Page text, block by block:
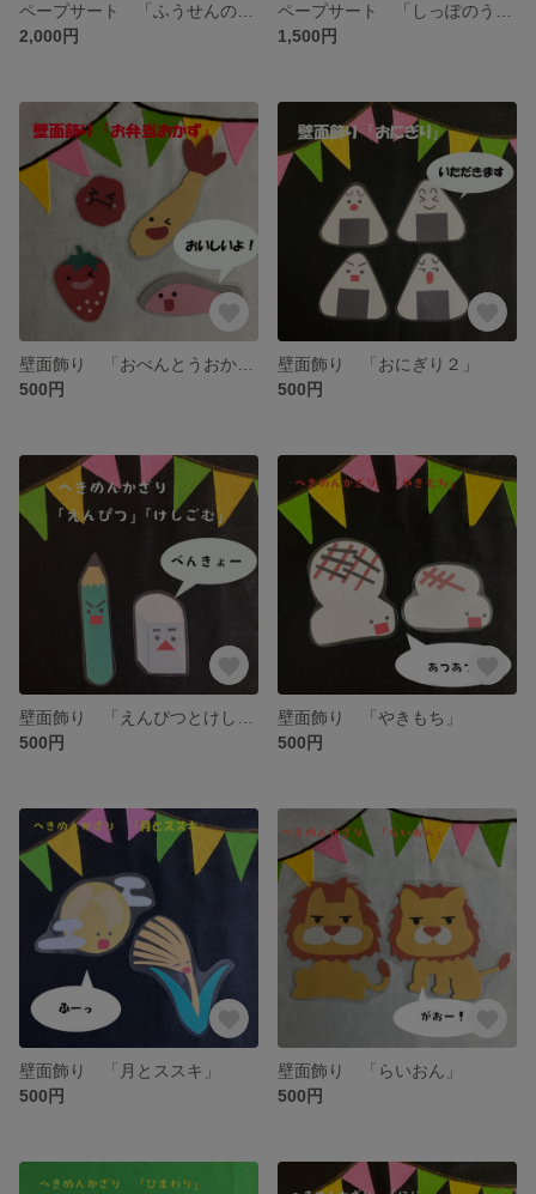
2,000円
1,500円
500円
壁面飾り 「おにぎり２」
500円
500円
壁面飾り 「やきもち」
500円
壁面飾り 「月とススキ」
500円
壁面飾り 「らいおん」
500円